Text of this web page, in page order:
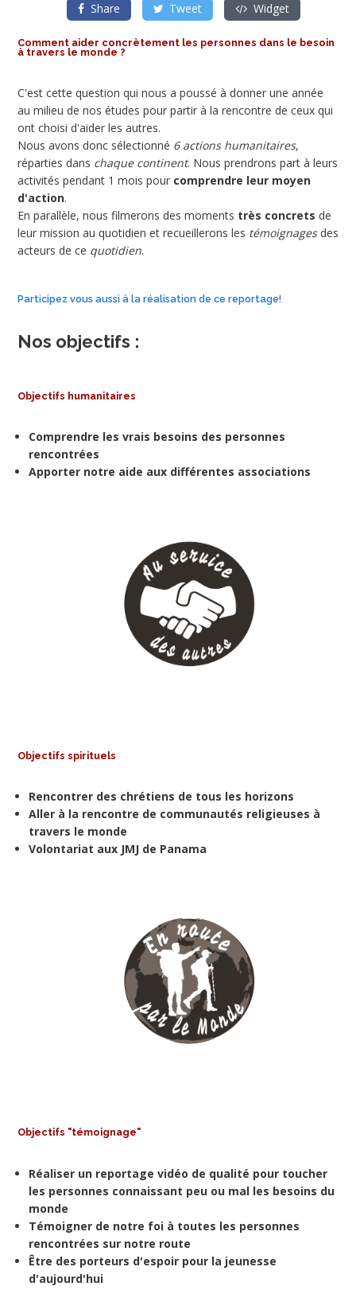
Share Tweet Widget
Comment aider concrètement les personnes dans le besoin
à travers le monde ?
C'est cette question qui nous a poussé à donner une année
au milieu de nos études pour partir à la rencontre de ceux qui
ont choisi d'aider les autres.
Nous avons donc sélectionné 6 actions humanitaires,
réparties dans chaque continent. Nous prendrons part à leurs
activités pendant 1 mois pour comprendre leur moyen
d'action.
En parallèle, nous filmerons des moments très concrets de
leur mission au quotidien et recueillerons les témoignagesdes
acteurs de ce quotidien.
Participez vous aussi à la réalisation de ce reportage!
Nos objectifs :
Objectifs humanitaires
Comprendre les vrais besoins des personnes
rencontrées
Apporter notre aide aux différentes associations
Objectifs spirituels
Rencontrer des chrétiens de tous les horizons
Aller à la rencontre de communautés religieuses à
travers le monde
Volontariat aux JMJ de Panama
Objectifs "témoignage"
Réaliser un reportage vidéo de qualité pour toucher
les personnes connaissant peu ou mal les besoins du
monde
Témoigner de notre foi à toutes les personnes
rencontrées sur notre route
Être des porteurs d'espoir pour la jeunesse
d'aujourd'hui